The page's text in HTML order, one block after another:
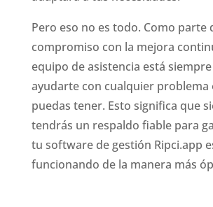
Pero eso no es todo. Como parte
compromiso con la mejora
equipo de asistencia está
ayudarte con cualquier problema
puedas tener. Esto significa que
tendrás un respaldo fiable para
tu software de gestión Ripci.app
funcionando de la manera más